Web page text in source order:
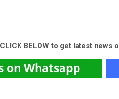
CLICK BELOW to get latest news